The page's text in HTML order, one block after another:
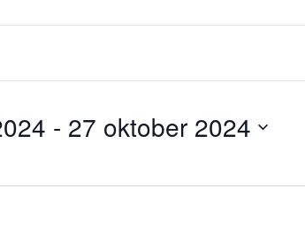
- 27 oktober 2024